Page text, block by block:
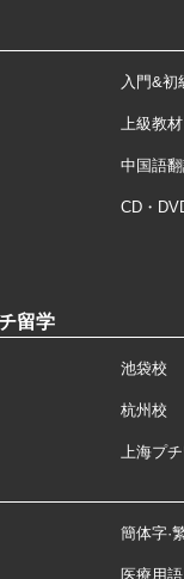
入門&初
上級教材
中国語
CD・
留学
池袋校
杭州校
上海プ
簡体字·
医療用語